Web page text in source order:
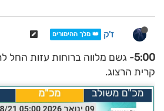
ז'ק 👑 מלך ההימורים
5:00- גשם מלווה ברוחות עזות החל
קרית הרצוג.